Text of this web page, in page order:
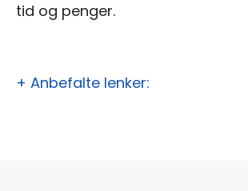
tid og penger.
+ Anbefalte lenker: